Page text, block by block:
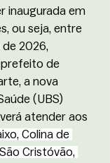
inaugurada em
ou seja, entre
2026,
de
a nova
(UBS)
atender aos
Colina de
Cristóvão,